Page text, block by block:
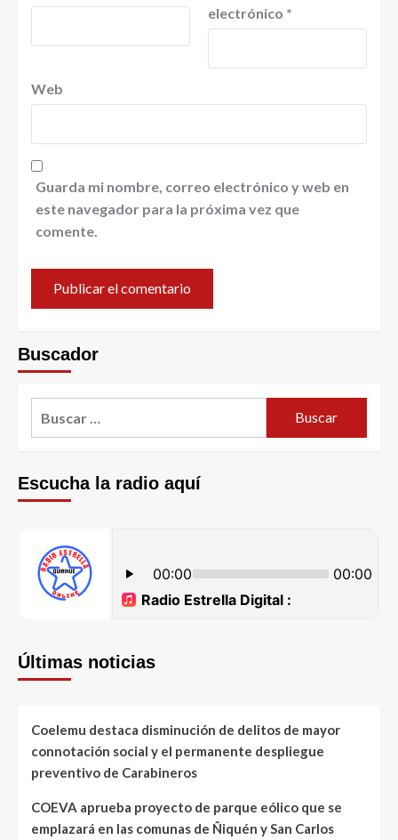
electrónico *
Web
Guarda mi nombre, correo electrónico y web en
este navegador para la próxima vez que
comente.
Buscador
Escucha la radio aquí
Últimas noticias
Coelemu destaca disminución de delitos de mayor
connotación social y el permanente despliegue
preventivo de Carabineros
COEVA aprueba proyecto de parque eólico que se
emplazará en las comunas de Ñiquén y San Carlos